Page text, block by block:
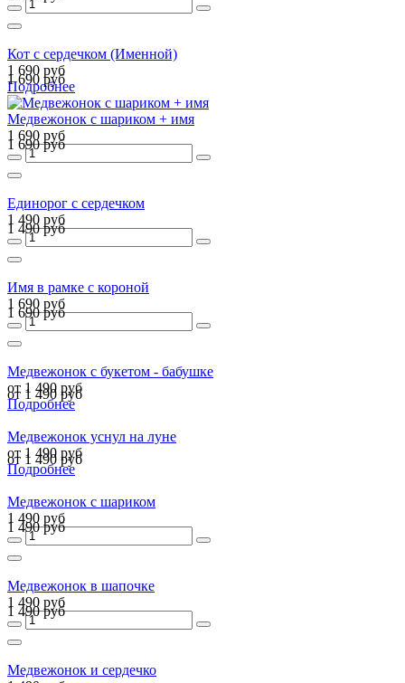
Кот с сердечком (Именной)
1 690 руб
1 690 руб
Подробнее
Медвежонок с шариком + имя
1 690 руб
1 690 руб
Единорог с сердечком
1 490 руб
1 490 руб
Имя в рамке с короной
1 690 руб
1 690 руб
Медвежонок с букетом - бабушке
от 1 490 руб
от 1 490 руб
Подробнее
Медвежонок уснул на луне
от 1 490 руб
от 1 490 руб
Подробнее
Медвежонок с шариком
1 490 руб
1 490 руб
Медвежонок в шапочке
1 490 руб
1 490 руб
Медвежонок и сердечко